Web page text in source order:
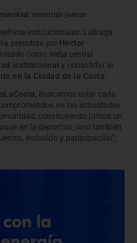
construir juntos
institucionales, Labraga
presidida por Héctor
como meta central
institucional y consolidar al
en la Ciudad de la Costa.
, buscamos estar cada
en las actividades
construyendo juntos un
en lo deportivo, sino también
inclusión y participación”,